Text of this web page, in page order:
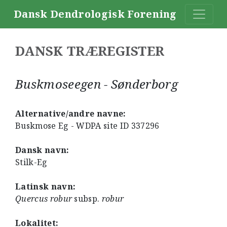
Dansk Dendrologisk Forening
DANSK TRÆREGISTER
Buskmoseegen - Sønderborg
Alternative/andre navne:
Buskmose Eg - WDPA site ID 337296
Dansk navn:
Stilk-Eg
Latinsk navn:
Quercus robursubsp. robur
Lokalitet: